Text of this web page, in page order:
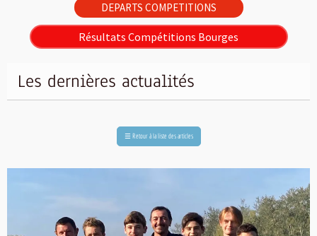
DEPARTS COMPETITIONS
Résultats Compétitions Bourges
Les dernières actualités
☰ Retour à la liste des articles